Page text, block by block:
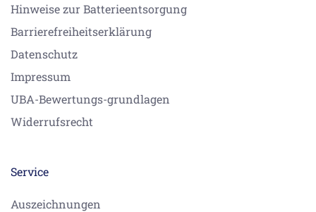
Hinweise zur Batterieentsorgung
Barrierefreiheitserklärung
Datenschutz
Impressum
UBA-Bewertungs-grundlagen
Widerrufsrecht
Service
Auszeichnungen